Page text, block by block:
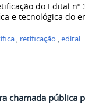
do Edital
e tecnológica do
, retificação ,edital
chamada pública